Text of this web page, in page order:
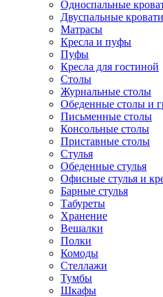
Односпальные
Двуспальные кровати
Матрасы
Кресла и пуфы
Пуфы
Кресла для гостиной
Столы
Журнальные столы
Обеденные столы и
Письменные столы
Консольные столы
Приставные столы
Стулья
Обеденные стулья
Офисные стулья и
Барные стулья
Табуреты
Хранение
Вешалки
Полки
Комоды
Стеллажи
Тумбы
Шкафы